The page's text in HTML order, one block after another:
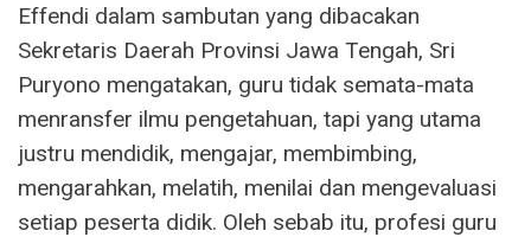
Effendi dalam sambutan yang dibacakan
Sekretaris Daerah Provinsi Jawa Tengah, Sri
Puryono mengatakan, guru tidak semata-mata
menransfer ilmu pengetahuan, tapi yang utama
justru mendidik, mengajar, membimbing,
mengarahkan, melatih, menilai dan mengevaluasi
setiap peserta didik. Oleh sebab itu, profesi guru